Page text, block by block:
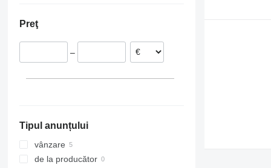
Preţ
–
Tipul anunțului
vânzare
de la producător